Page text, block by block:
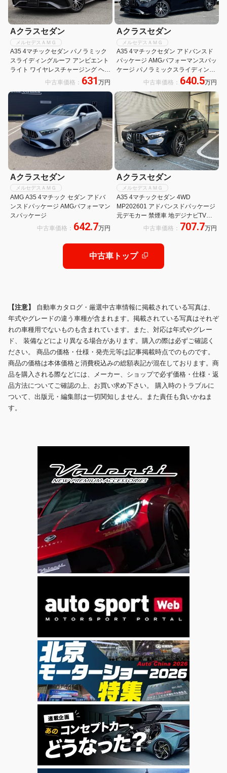
Aクラスセダン
メルセデスＡＭＧ
A35 4マチックセダン パノラミック
スライディングルーフ アンビエント
ライト ワイヤレスチャージング ヘッ
ドアップディスプレイ メモリー付き
中古車価格： 631 万円
Aクラスセダン
メルセデスＡＭＧ
A35 4マチックセダン アドバンスド
パッケージ AMGパフォーマンスパッ
ケージ パノラミックスライディング
ルーフ 元デモカー 禁煙車 認定2年保
ドラレコ 正規認定中古車 360°カメ
ラ
中古車価格： 640.5万円
Aクラスセダン
メルセデスＡＭＧ
AMG A35 4マチック セダン アドバ
ンスドパッケージ AMGパフォーマン
スパッケージ
中古車価格： 642.7万円
Aクラスセダン
メルセデスＡＭＧ
A35 4マチックセダン 4WD
MP202601 アドバンスドパッケージ
元デモカー 禁煙車 地デジナビTV
ETC ACC サンルーフ 18AW
中古車価格： 707.7万円
中古車トップ
【注意】 自動車カタログ・厳選中古車情報に掲載されている写真は、
年式やグレードの違う車種が含まれます。掲載されている写真はそれぞ
れの車種用でないものも含まれています。また、対応は年式やグレー
ド、 装備などにより異なる場合があります。購入の際は必ずご確認く
ださい。 商品の価格・仕様・発売元等は記事掲載時点でのものです。
商品の価格は本体価格と消費税込みの総額表記が混在しております。商
品を購入される際などには、メーカー、ショップで必ず価格・仕様・返
品方法についてご確認の上、お買い求め下さい。 購入時のトラブルに
ついて、出版元・編集部は一切関知しません。また責任も負いかねま
す。